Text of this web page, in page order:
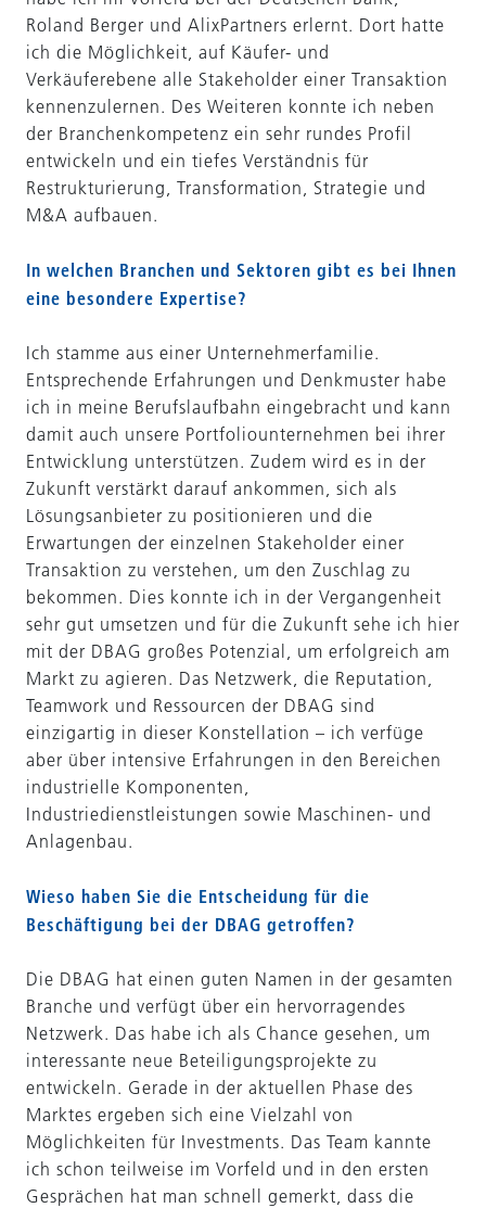
Roland Berger und AlixPartners erlernt. Dort hatte
ich die Möglichkeit, auf Käufer- und
Verkäuferebene alle Stakeholder einer Transaktion
kennenzulernen. Des Weiteren konnte ich neben
der Branchenkompetenz ein sehr rundes Profil
entwickeln und ein tiefes Verständnis für
Restrukturierung, Transformation, Strategie und
M&A aufbauen.
In welchen Branchen und Sektoren gibt es bei Ihnen
eine besondere Expertise?
Ich stamme aus einer Unternehmerfamilie.
Entsprechende Erfahrungen und Denkmuster habe
ich in meine Berufslaufbahn eingebracht und kann
damit auch unsere Portfoliounternehmen bei ihrer
Entwicklung unterstützen. Zudem wird es in der
Zukunft verstärkt darauf ankommen, sich als
Lösungsanbieter zu positionieren und die
Erwartungen der einzelnen Stakeholder einer
Transaktion zu verstehen, um den Zuschlag zu
bekommen. Dies konnte ich in der Vergangenheit
sehr gut umsetzen und für die Zukunft sehe ich hier
mit der DBAG großes Potenzial, um erfolgreich am
Markt zu agieren. Das Netzwerk, die Reputation,
Teamwork und Ressourcen der DBAG sind
einzigartig in dieser Konstellation – ich verfüge
aber über intensive Erfahrungen in den Bereichen
industrielle Komponenten,
Industriedienstleistungen sowie Maschinen- und
Anlagenbau.
Wieso haben Sie die Entscheidung für die
Beschäftigung bei der DBAG getroffen?
Die DBAG hat einen guten Namen in der gesamten
Branche und verfügt über ein hervorragendes
Netzwerk. Das habe ich als Chance gesehen, um
interessante neue Beteiligungsprojekte zu
entwickeln. Gerade in der aktuellen Phase des
Marktes ergeben sich eine Vielzahl von
Möglichkeiten für Investments. Das Team kannte
ich schon teilweise im Vorfeld und in den ersten
Gesprächen hat man schnell gemerkt, dass die